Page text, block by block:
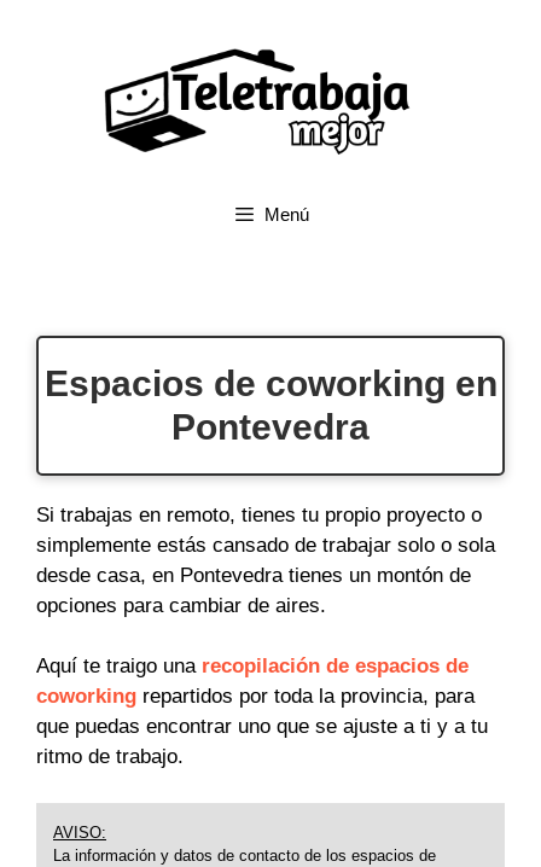
Menú
Espacios de coworking en
Pontevedra
Si trabajas en remoto, tienes tu propio proyecto o
simplemente estás cansado de trabajar solo o sola
desde casa, en Pontevedra tienes un montón de
opciones para cambiar de aires.
Aquí te traigo una recopilación de espacios de
coworking repartidos por toda la provincia, para
que puedas encontrar uno que se ajuste a ti y a tu
ritmo de trabajo.
AVISO:
La información y datos de contacto de los espacios de